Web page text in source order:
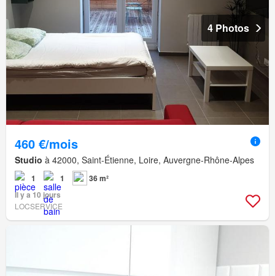
4 Photos
460 €/mois
Studio à 42000, Saint-Étienne, Loire, Auvergne-Rhône-Alpes
1 1
36 m²
Il y a 10 jours
LOCSERVICE